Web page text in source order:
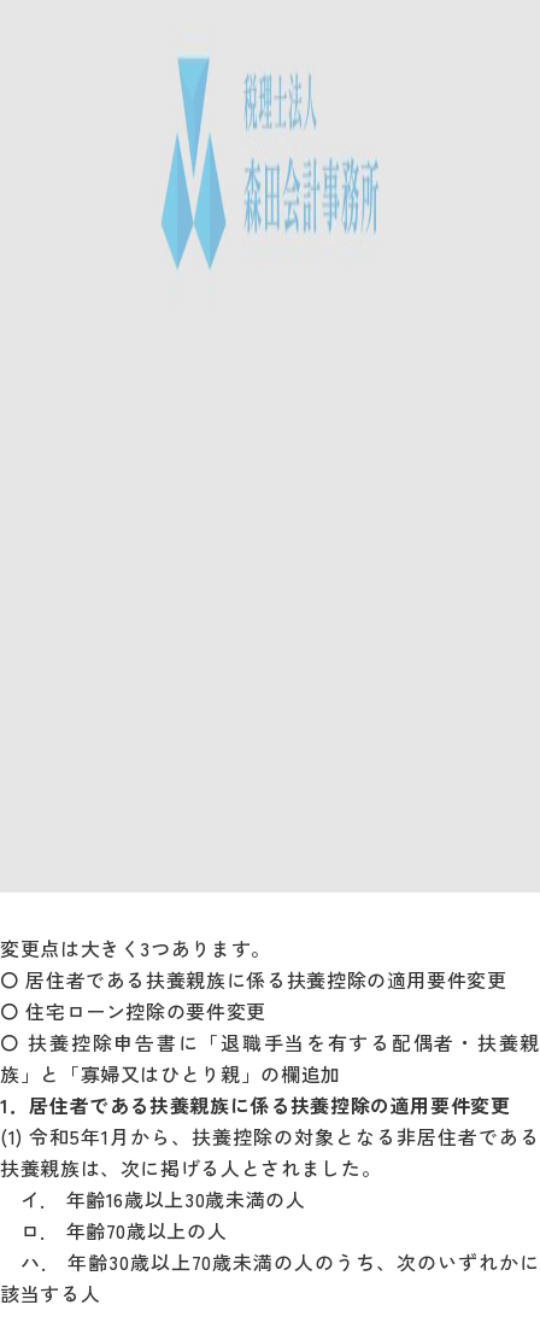
変更点は大きく3つあります。
〇 居住者である扶養親族に係る扶養控除の適用要件変更
〇 住宅ローン控除の要件変更
〇 扶養控除申告書に「退職手当を有する配偶者・扶養親
族」と「寡婦又はひとり親」の欄追加
1．居住者である扶養親族に係る扶養控除の適用要件変更
(1) 令和5年1月から、扶養控除の対象となる非居住者である
扶養親族は、次に掲げる人とされました。
イ． 年齢16歳以上30歳未満の人
ロ． 年齢70歳以上の人
ハ． 年齢30歳以上70歳未満の人のうち、次のいずれかに
該当する人